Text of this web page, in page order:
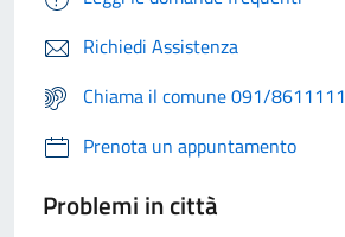
Richiedi Assistenza
Chiama il comune 091/8611111
Prenota un appuntamento
Problemi in città